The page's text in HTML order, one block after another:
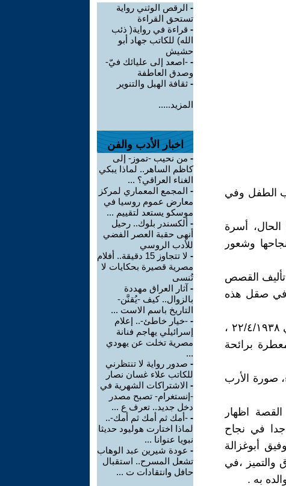
الطفل وفي
أسرة
وشعور
تأليف القصص
في صقل هذه
قصة نجاح رجل الأعمال (طلال توفيق أبوغزالة ) الذي ولد في يافا في ٢٢/٤/١٩٣٨ ،
برائحة
صورة الأرب
اظهار
جدا في نجاح
أبوغزالة
والتميز ،في
- الرقص الوثني رواية
تستحق القراءة
- قراءة في رواية( ذئب
الله) للكاتب جهاد أبو
حشيش
- -اصعد إلى عليائك فيّ-
وصدق العاطفة
- ثقافة الهبل والتنوير
المزيد.....
اخبار الأدب والفن
- من نحيب -تموز- إلى
كاظم الساهر.. لماذا يبكي
الغناء العراقي؟ ...
- المجمع المعماري لمركز
معارض عموم روسيا في
موسكو يستعد لتقييم ...
- ألكسندر بلوك.. رحيل
أنهى حقبة العصر الفضي
للأدب الروسي
-
لا تتجاوز 15 دقيقة.. أفلام
مصرية قصيرة بحكايات لا
تُنسى
- آثار العراق مهددة
بالزوال.. كيف -يُقنَّن-
التاريخ باسم الاست ...
- -خيار خاطئ-.. إعلام
إسرائيلي يهاجم فنانة
مصرية تخلت عن يهودي
...
- صدور رواية لا تنتظرني
للكاتب علاء غسان نصار
- الاشتراكات الشهرية في
-إنستغرام- تصبح مصدر
دخل جديد.. تعرف ع ...
- -أمك ثم أمك ثم أمك-..
لماذا اختارت هوليود حديثا
نبويا عنوانا ...
- عودة شيرين عبد الوهاب
تشعل المسرح.. استقبال
حافل وانتقادات ت ...